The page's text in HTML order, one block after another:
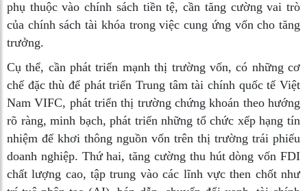
phụ thuộc vào chính sách tiền tệ, cần tăng cường vai trò
của chính sách tài khóa trong việc cung ứng vốn cho tăng
trưởng.
Cụ thể, cần phát triển mạnh thị trường vốn, có những cơ
chế đặc thù để phát triển Trung tâm tài chính quốc tế Việt
Nam VIFC, phát triển thị trường chứng khoán theo hướng
rõ ràng, minh bạch, phát triển những tổ chức xếp hạng tín
nhiệm để khơi thông nguồn vốn trên thị trường trái phiếu
doanh nghiệp. Thứ hai, tăng cường thu hút dòng vốn FDI
chất lượng cao, tập trung vào các lĩnh vực then chốt như